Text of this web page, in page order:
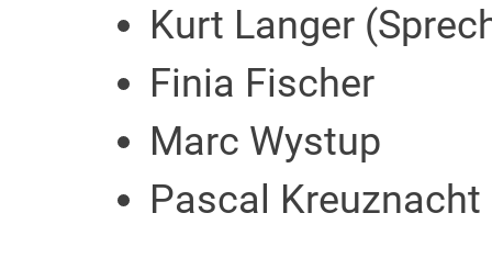
Kurt Langer
Finia Fischer
Marc Wystup
Pascal Kreuznacht